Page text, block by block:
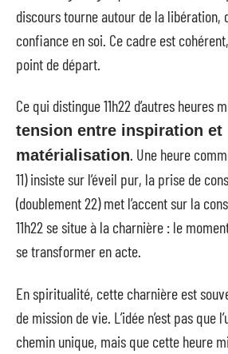
discours tourne autour de la libération,
confiance en soi. Ce cadre est
point de départ.
Ce qui distingue 11h22 d’autres heures
tension entre inspiration et
matérialisation. Une heure
11) insiste sur l’éveil pur, la prise de
(doublement 22) met l’accent sur la
11h22 se situe à la charnière : le
se transformer en acte.
En spiritualité, cette charnière est
de mission de vie. L’idée n’est pas que
chemin unique, mais que cette heure